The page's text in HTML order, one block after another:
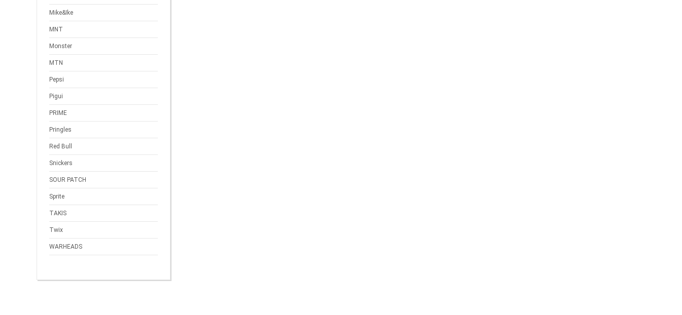
Mike&Ike
MNT
Monster
MTN
Pepsi
Pigui
PRIME
Pringles
Red Bull
Snickers
SOUR PATCH
Sprite
TAKIS
Twix
WARHEADS